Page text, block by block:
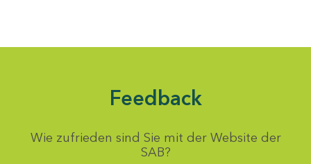
Feedback
Wie zufrieden sind Sie mit der Website der
SAB?